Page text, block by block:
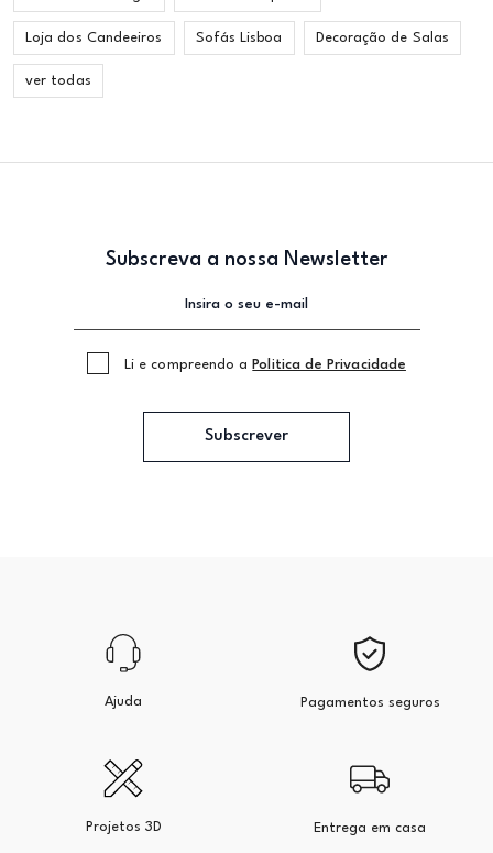
Loja dos Candeeiros Sofás Lisboa Decoração de Salas
ver todas
Subscreva a nossa Newsletter
Li e compreendo a Politica de Privacidade
Subscrever
Ajuda Pagamentos seguros
Projetos 3D Entrega em casa